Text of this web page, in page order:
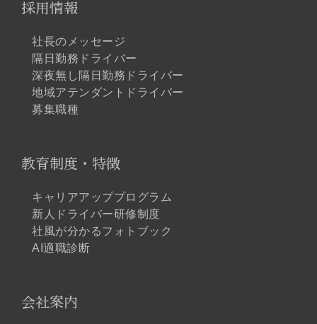
採用情報
社長のメッセージ
隔日勤務ドライバー
深夜無し隔日勤務ドライバー
地域アテンダントドライバー
募集職種
教育制度・特徴
キャリアアッププログラム
新人ドライバー研修制度
社風が分かるフォトブック
AI適職診断
会社案内